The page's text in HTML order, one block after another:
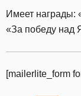
Имеет награды:
«За победу над
[mailerlite_form